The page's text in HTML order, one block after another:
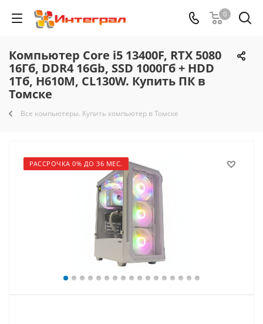
0
Компьютер Core i5 13400F, RTX 5080
16Гб, DDR4 16Gb, SSD 1000Гб + HDD
1Тб, H610M, CL130W. Купить ПК в
Томске
Все компьютеры. Купить компьютер в Томске
РАССРОЧКА 0% ДО 36 МЕС.